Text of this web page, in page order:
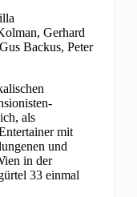
Gerhard
Backus, Peter
als
mit
und
in der
33 einmal